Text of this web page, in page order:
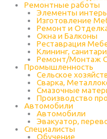
Ремонтные работы
Элементы
Изготовление
Ремонт и
Окна и Балконы
Реставрация
Клининг,
Ремонт/Монтаж
Промышленность
Cельское
Сварка,
Cмазочные
Производство
Автомобили
Автомобили
Эвакуатор,
Специалисты
Обучение